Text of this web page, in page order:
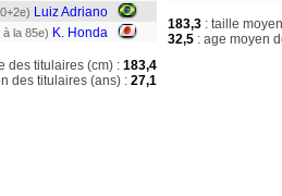
Luiz Adriano
la 85e) K. Honda
des titulaires (cm) : 183,4
des titulaires (ans) : 27,1
183,3 : taille
32,5 : age moyen